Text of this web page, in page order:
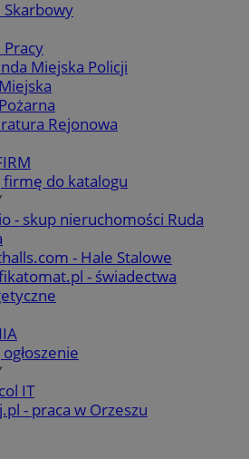
Skarbowy
Pracy
Miejska Policji
Rejonowa
firmę do katalogu
- skup nieruchomości Ruda
- Hale Stalowe
- świadectwa
IT
- praca w Orzeszu